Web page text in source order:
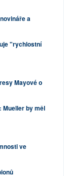
a
"rychlostní
Mayové o
Mueller by měl
ve